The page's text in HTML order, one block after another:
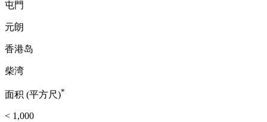
屯門
元朗
香港岛
柴湾
面积 (平方尺)*
< 1,000